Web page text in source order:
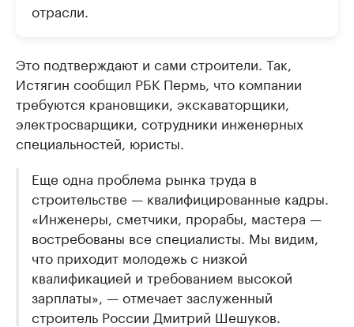
отрасли.
Это подтверждают и сами строители. Так,
Истягин сообщил РБК Пермь, что компании
требуются крановщики, экскаваторщики,
электросварщики, сотрудники инженерных
специальностей, юристы.
Еще одна проблема рынка труда в
строительстве — квалифицированные кадры.
«Инженеры, сметчики, прорабы, мастера —
востребованы все специалисты. Мы видим,
что приходит молодежь с низкой
квалификацией и требованием высокой
зарплаты», — отмечает заслуженный
строитель России Дмитрий Шешуков.